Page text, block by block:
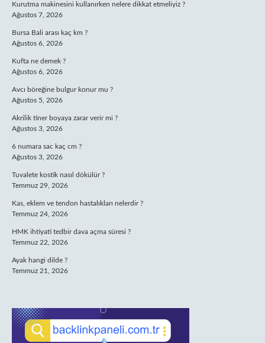
Kurutma makinesini kullanırken nelere dikkat etmeliyiz ?
Ağustos 7, 2026
Bursa Bali arası kaç km ?
Ağustos 6, 2026
Kufta ne demek ?
Ağustos 6, 2026
Avcı böreğine bulgur konur mu ?
Ağustos 5, 2026
Akrilik tiner boyaya zarar verir mi ?
Ağustos 3, 2026
6 numara sac kaç cm ?
Ağustos 3, 2026
Tuvalete kostik nasıl dökülür ?
Temmuz 29, 2026
Kas, eklem ve tendon hastalıkları nelerdir ?
Temmuz 24, 2026
HMK ihtiyati tedbir dava açma süresi ?
Temmuz 22, 2026
Ayak hangi dilde ?
Temmuz 21, 2026